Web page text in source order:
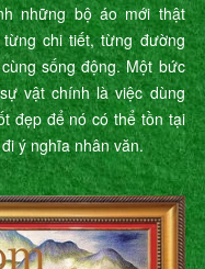
những bộ áo mới thật
chi tiết, từng đường
sống động. Một bức
vật chính là việc dùng
đẹp để nó có thể tồn tại
ý nghĩa nhân văn.